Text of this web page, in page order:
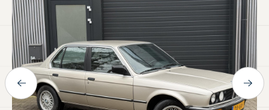
Diensten
Over ons
Verkocht
Contact